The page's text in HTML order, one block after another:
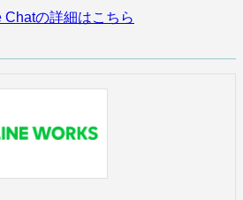
Chatの詳細はこちら